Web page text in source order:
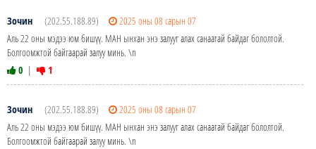
Зочин (202.55.188.89)
2025 оны 08 сарын 07
Аль 22 оны мэдээ юм бишүү. МАН ынхан энэ залууг алах санаатай байдаг бололтой.
Болгоомжтой байгаарай залуу минь. \n
0 | 1
Зочин (202.55.188.89)
2025 оны 08 сарын 07
Аль 22 оны мэдээ юм бишүү. МАН ынхан энэ залууг алах санаатай байдаг бололтой.
Болгоомжтой байгаарай залуу минь. \n